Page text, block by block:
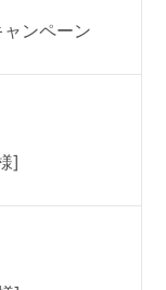
ャンペーン
]